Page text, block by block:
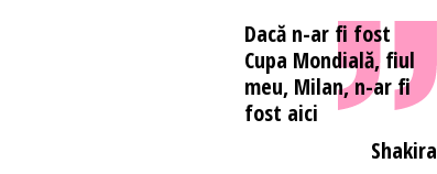
Dacă n-ar fi fost
Cupa Mondială, fiul
meu, Milan, n-ar fi
fost aici
Shakira